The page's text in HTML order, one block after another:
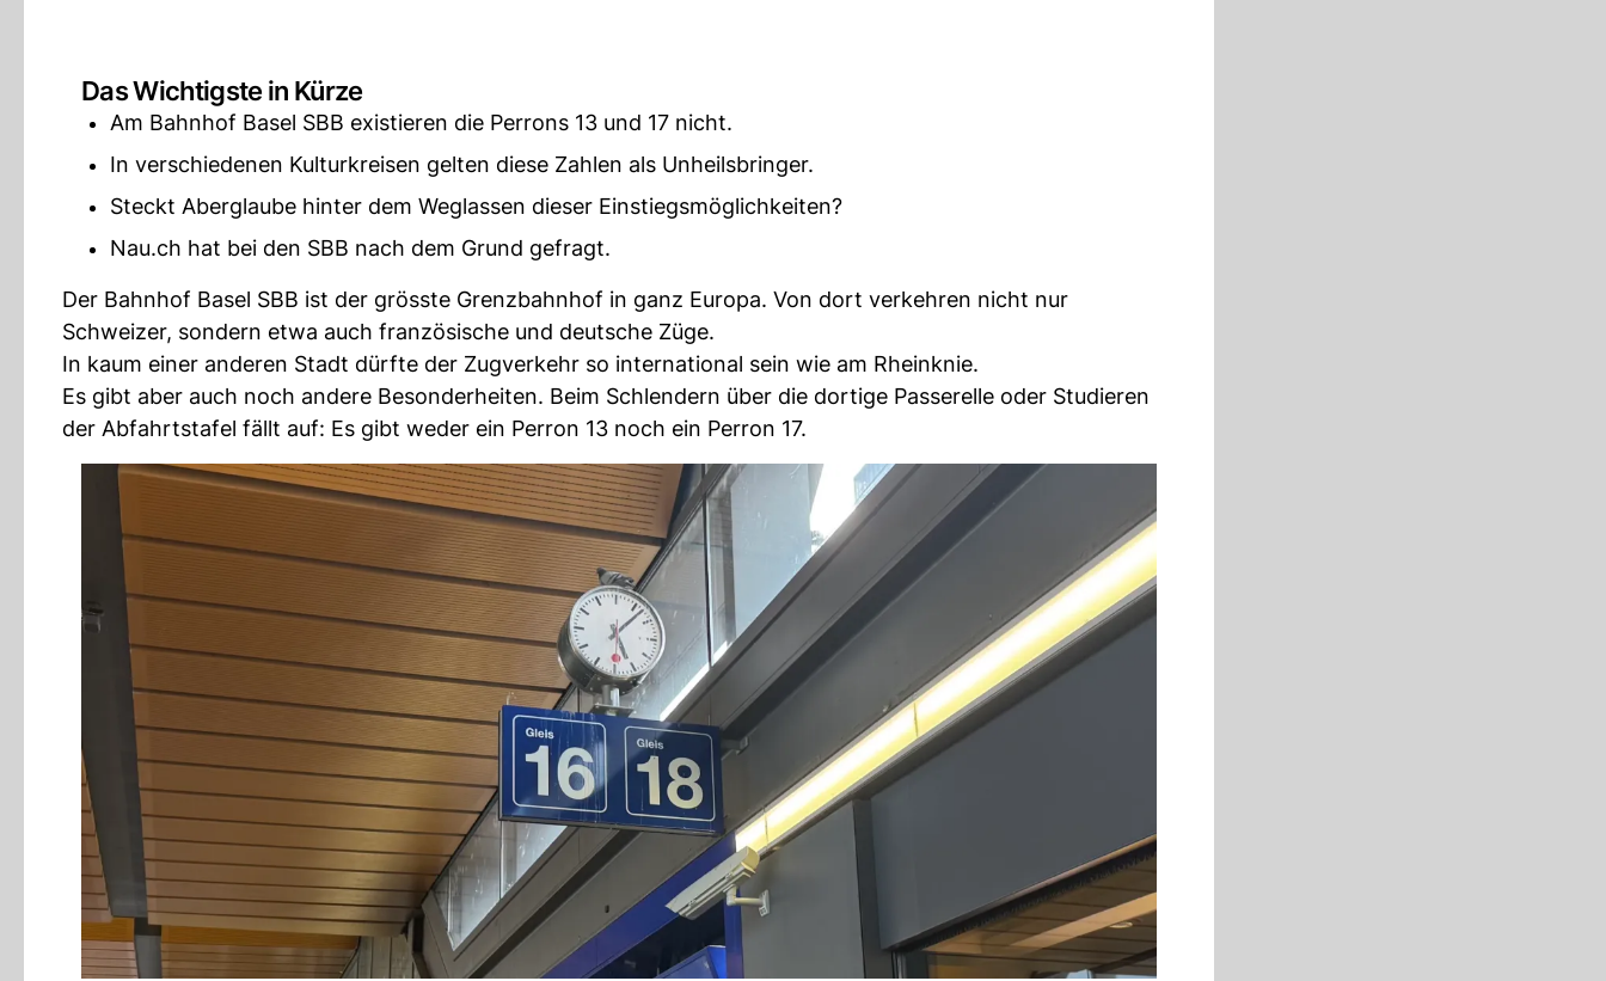
Das Wichtigste in Kürze
Am Bahnhof Basel SBB existieren die Perrons 13 und 17 nicht.
In verschiedenen Kulturkreisen gelten diese Zahlen als Unheilsbringer.
Steckt Aberglaube hinter dem Weglassen dieser Einstiegsmöglichkeiten?
Nau.ch hat bei den SBB nach dem Grund gefragt.
Der Bahnhof Basel SBB ist der grösste Grenzbahnhof in ganz Europa. Von dort verkehren nicht nur
Schweizer, sondern etwa auch französische und deutsche Züge.
In kaum einer anderen Stadt dürfte der Zugverkehr so international sein wie am Rheinknie.
Es gibt aber auch noch andere Besonderheiten. Beim Schlendern über die dortige Passerelle oder Studieren
der Abfahrtstafel fällt auf: Es gibt weder ein Perron 13 noch ein Perron 17.